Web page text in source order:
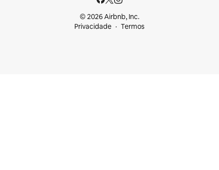
© 2026 Airbnb, Inc.
Privacidade
Termos